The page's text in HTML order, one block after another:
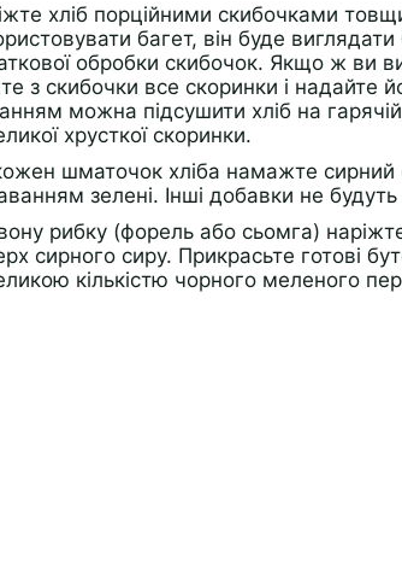
хліб порційними скибочками
багет, він буде
обробки скибочок. Якщо ж ви
з скибочки все скоринки і надайте
можна підсушити хліб на
хрусткої скоринки.
шматочок хліба намажте сирний
зелені. Інші добавки не
рибку (форель або сьомга)
сирного сиру. Прикрасьте готові
кількістю чорного меленого